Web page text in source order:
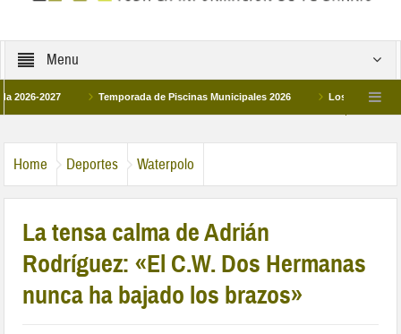
Menu
Temporada de Piscinas Municipales 2026 Los Campus de
Home Deportes Waterpolo
La tensa calma de Adrián
Rodríguez: «El C.W. Dos Hermanas
nunca ha bajado los brazos»